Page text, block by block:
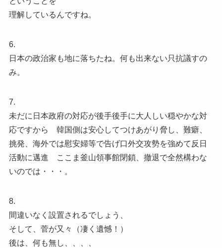
理解しているんですね。
6.
日本の政治家も地に落ちたね。何も出来ない只抗議すの
み。
7.
未だに日本政府の対応が後手後手に大人しい穏やかな対
応ですから 韓国側は安心してつけあがり脅し、難癖、
挑発、海外では慰安婦等で告げ口外交攻勢を強めて反日
活動に邁進 ここま釜山領事館閉鎖、撤退で全然構わな
いのでは・・・。
8.
間違いなく設置されるでしょう、
そして、菅が又々（凄く遺憾！）
後は、何も無し、、、、